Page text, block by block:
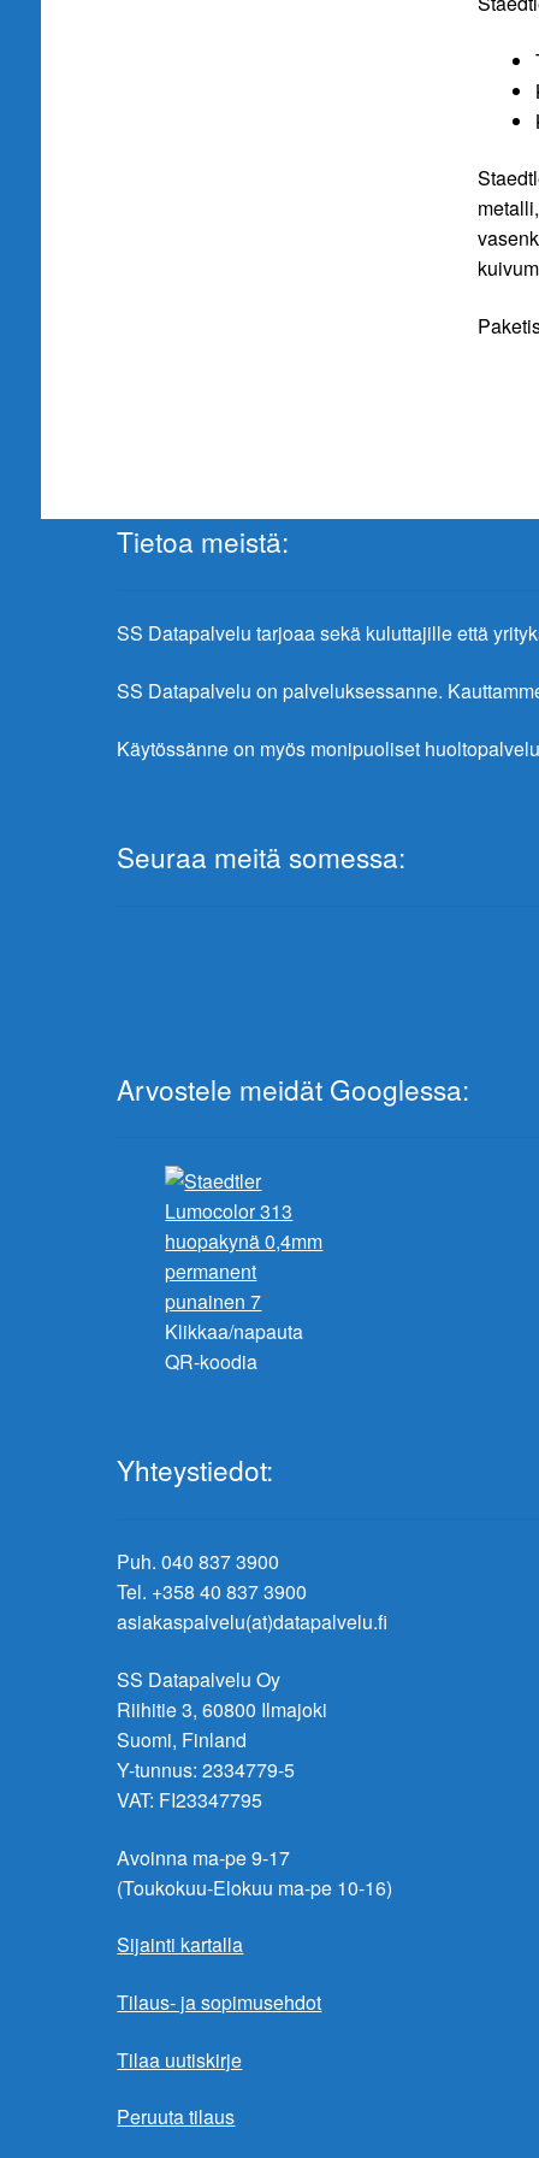
Tietoa meistä:
SS Datapalvelu tarjoaa sekä kuluttajille että
SS Datapalvelu on palveluksessanne.
Käytössänne on myös monipuoliset
Seuraa meitä somessa:
Arvostele meidät Googlessa:
Klikkaa/napauta
QR-koodia
Yhteystiedot:
Puh. 040 837 3900
Tel. +358 40 837 3900
asiakaspalvelu(at)datapalvelu.fi
SS Datapalvelu Oy
Riihitie 3, 60800 Ilmajoki
Suomi, Finland
Y-tunnus: 2334779-5
VAT: FI23347795
Avoinna ma-pe 9-17
(Toukokuu-Elokuu ma-pe 10-16)
Sijainti kartalla
Tilaus- ja sopimusehdot
Tilaa uutiskirje
Peruuta tilaus